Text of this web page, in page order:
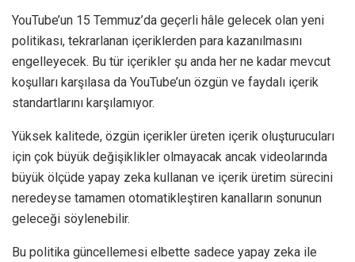
YouTube’un 15 Temmuz’da geçerli hâle gelecek olan yeni
politikası, tekrarlanan içeriklerden para kazanılmasını
engelleyecek. Bu tür içerikler şu anda her ne kadar mevcut
koşulları karşılasa da YouTube’un özgün ve faydalı içerik
standartlarını karşılamıyor.
Yüksek kalitede, özgün içerikler üreten içerik oluşturucuları
için çok büyük değişiklikler olmayacak ancak videolarında
büyük ölçüde yapay zeka kullanan ve içerik üretim sürecini
neredeyse tamamen otomatikleştiren kanalların sonunun
geleceği söylenebilir.
Bu politika güncellemesi elbette sadece yapay zeka ile